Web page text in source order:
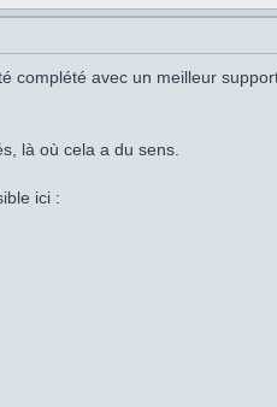
complété avec un meilleur
là où cela a du sens.
ici :